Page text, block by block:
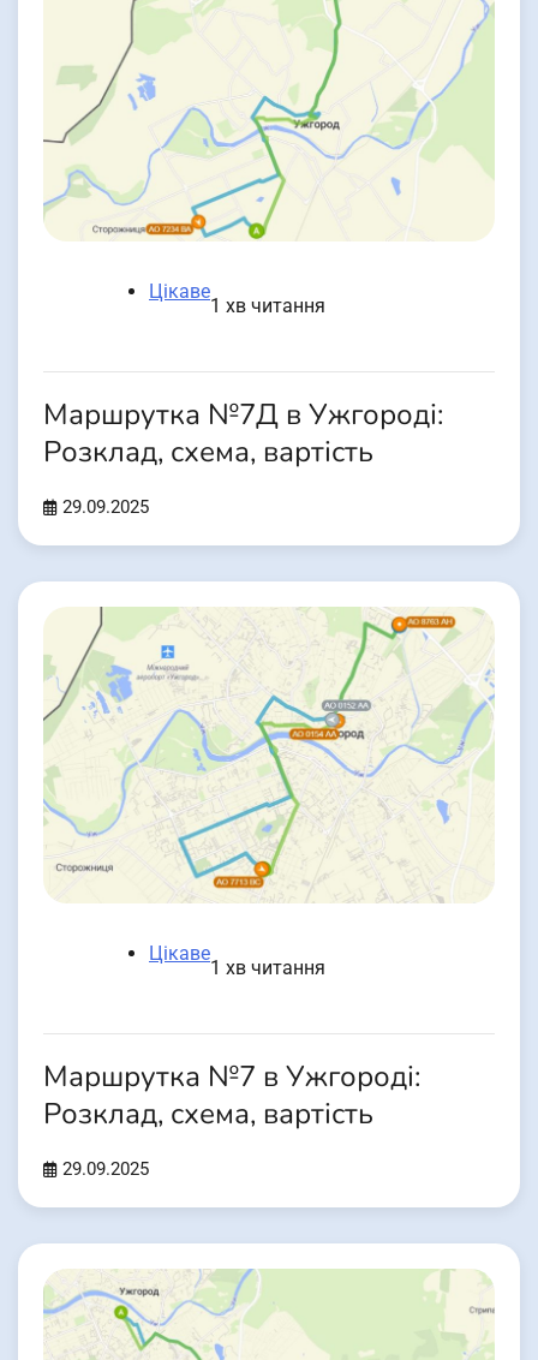
Цікаве
1 хв читання
Маршрутка №7Д в Ужгороді:
Розклад, схема, вартість
29.09.2025
Цікаве
1 хв читання
Маршрутка №7 в Ужгороді:
Розклад, схема, вартість
29.09.2025